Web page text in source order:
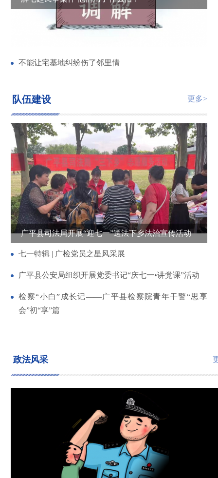
广平县检察院公益诉讼保护文物安全
不能让宅基地纠纷伤了邻里情
队伍建设 更多>
广平县司法局开展“迎七一”送法下乡法治宣传活动
七一特辑 | 广检党员之星风采展
广平县公安局组织开展党委书记“庆七一•讲党课”活动
检察“小白”成长记——广平县检察院青年干警“思享
会”初“享”篇
政法风采